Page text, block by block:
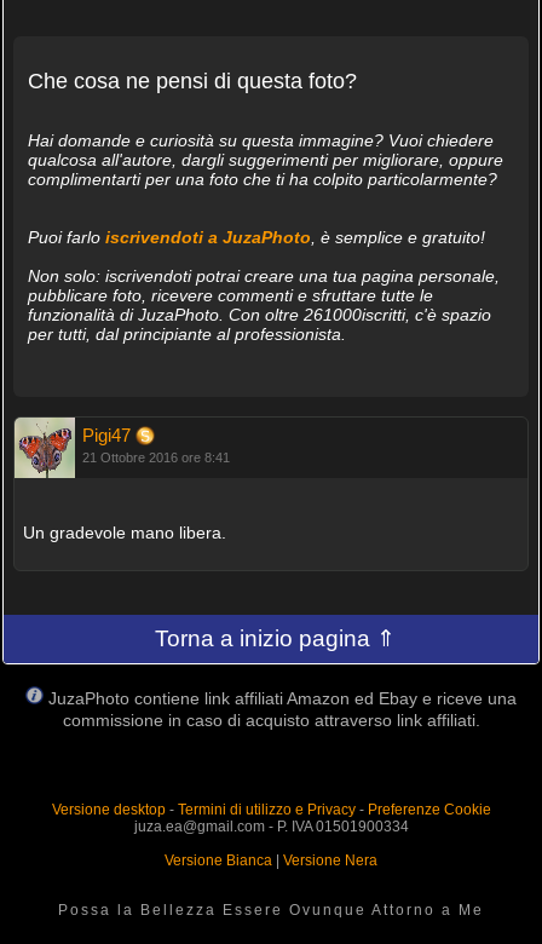
Che cosa ne pensi di questa foto?
Hai domande e curiosità su questa immagine? Vuoi chiedere
qualcosa all'autore, dargli suggerimenti per migliorare, oppure
complimentarti per una foto che ti ha colpito particolarmente?
Puoi farlo iscrivendoti a JuzaPhoto, è semplice e gratuito!
Non solo: iscrivendoti potrai creare una tua pagina personale,
pubblicare foto, ricevere commenti e sfruttare tutte le
funzionalità di JuzaPhoto. Con oltre 261000iscritti, c'è spazio
per tutti, dal principiante al professionista.
Pigi47
21 Ottobre 2016 ore 8:41
Un gradevole mano libera.
Torna a inizio pagina ⇑
JuzaPhoto contiene link affiliati Amazon ed Ebay e riceve una
commissione in caso di acquisto attraverso link affiliati.
Versione desktop- Termini di utilizzo e Privacy- Preferenze Cookie
juza.ea@gmail.com - P. IVA 01501900334
Versione Bianca | Versione Nera
Possa la Bellezza Essere Ovunque Attorno a Me